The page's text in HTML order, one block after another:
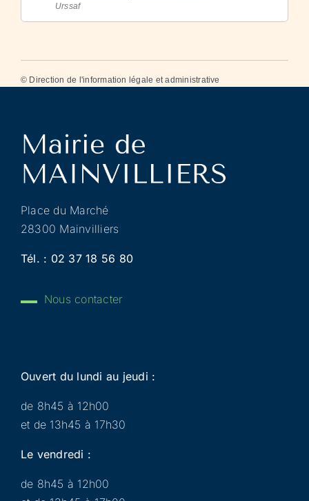
Urssaf
© Direction de l'information légale et administrative
Place du Marché
28300 Mainvilliers
Tél. : 02 37 18 56 80
Nous contacter
Ouvert du lundi au jeudi :
de 8h45 à 12h00
et de 13h45 à 17h30
Le vendredi :
de 8h45 à 12h00